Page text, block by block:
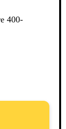
400-